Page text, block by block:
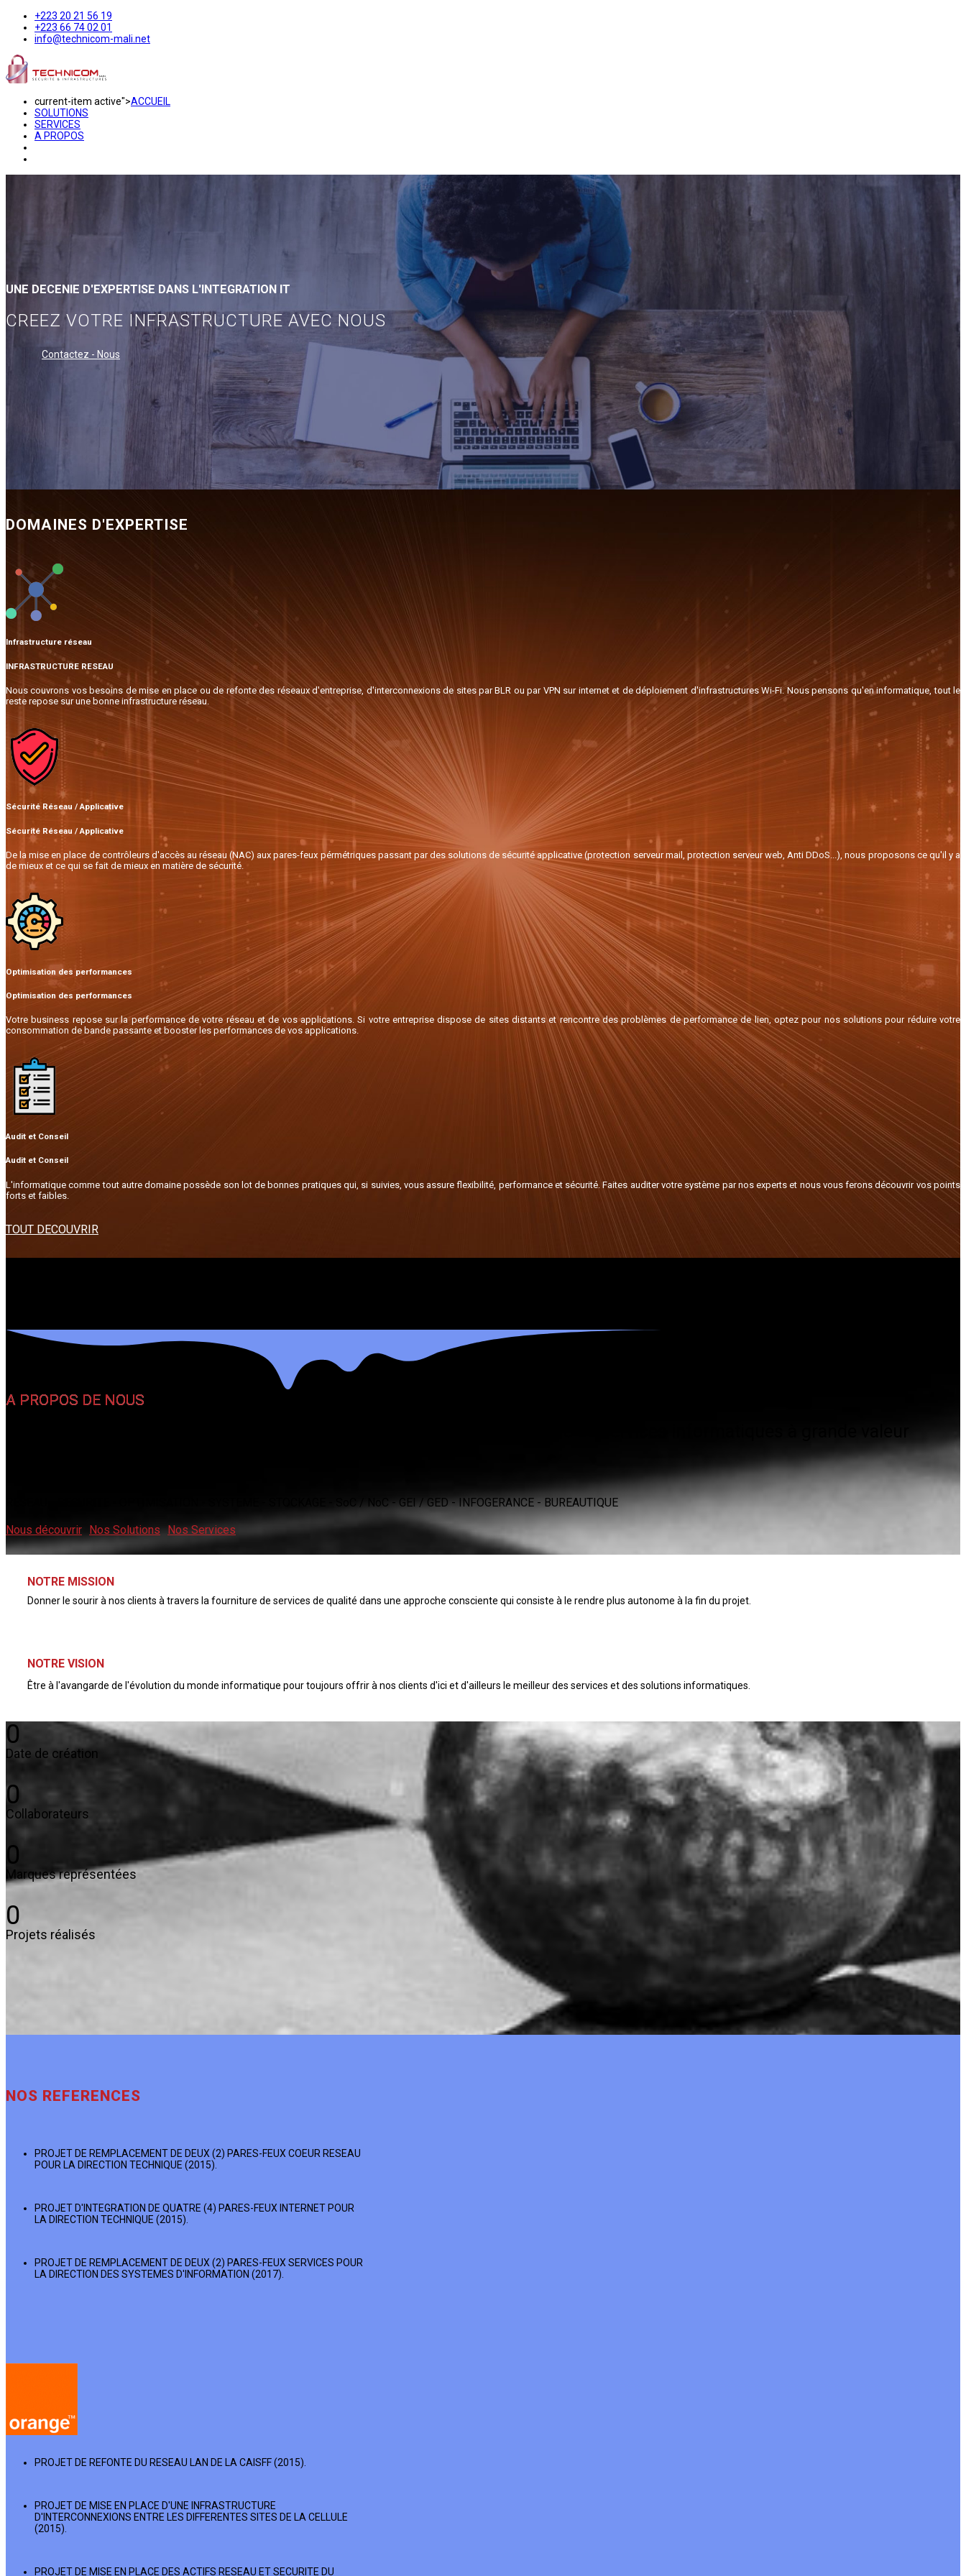
+223 20 21 56 19
+223 66 74 02 01
info@technicom-mali.net
current-item active">ACCUEIL
SOLUTIONS
SERVICES
A PROPOS
UNE DECENIE D'EXPERTISE DANS L'INTEGRATION IT
CREEZ VOTRE INFRASTRUCTURE AVEC NOUS
Contactez - Nous
DOMAINES D'EXPERTISE
Infrastructure réseau
INFRASTRUCTURE RESEAU
Nous couvrons vos besoins de mise en place ou de refonte des réseaux d'entreprise, d'interconnexions de sites par BLR ou par VPN sur internet et de déploiement d'infrastructures Wi-Fi. Nous pensons qu'en informatique, tout le
reste repose sur une bonne infrastructure réseau.
Sécurité Réseau / Applicative
Sécurité Réseau / Applicative
De la mise en place de contrôleurs d'accès au réseau (NAC) aux pares-feux pérmétriques passant par des solutions de sécurité applicative (protection serveur mail, protection serveur web, Anti DDoS...), nous proposons ce qu'il y a
de mieux et ce qui se fait de mieux en matière de sécurité.
Optimisation des performances
Optimisation des performances
Votre business repose sur la performance de votre réseau et de vos applications. Si votre entreprise dispose de sites distants et rencontre des problèmes de performance de lien, optez pour nos solutions pour réduire votre
consommation de bande passante et booster les performances de vos applications.
Audit et Conseil
Audit et Conseil
L'informatique comme tout autre domaine possède son lot de bonnes pratiques qui, si suivies, vous assure flexibilité, performance et sécurité. Faites auditer votre système par nos experts et nous vous ferons découvrir vos points
forts et faibles.
TOUT DECOUVRIR
A PROPOS DE NOUS
RESEAU - SECURITE - OPTIMISATION - SYSTEME - STOCKAGE - SoC / NoC - GEI / GED - INFOGERANCE - BUREAUTIQUE
Nous découvrir Nos Solutions Nos Services
NOTRE MISSION
Donner le sourir à nos clients à travers la fourniture de services de qualité dans une approche consciente qui consiste à le rendre plus autonome à la fin du projet.
NOTRE VISION
Être à l'avangarde de l'évolution du monde informatique pour toujours offrir à nos clients d'ici et d'ailleurs le meilleur des services et des solutions informatiques.
0
Date de création
0
Collaborateurs
0
Marques représentées
0
Projets réalisés
NOS REFERENCES
PROJET DE REMPLACEMENT DE DEUX (2) PARES-FEUX COEUR RESEAU
POUR LA DIRECTION TECHNIQUE (2015).
PROJET D'INTEGRATION DE QUATRE (4) PARES-FEUX INTERNET POUR
LA DIRECTION TECHNIQUE (2015).
PROJET DE REMPLACEMENT DE DEUX (2) PARES-FEUX SERVICES POUR
LA DIRECTION DES SYSTEMES D'INFORMATION (2017).
PROJET DE REFONTE DU RESEAU LAN DE LA CAISFF (2015).
PROJET DE MISE EN PLACE D'UNE INFRASTRUCTURE
D'INTERCONNEXIONS ENTRE LES DIFFERENTES SITES DE LA CELLULE
(2015).
PROJET DE MISE EN PLACE DES ACTIFS RESEAU ET SECURITE DU